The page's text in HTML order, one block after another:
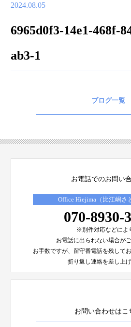
2024.08.05
6965d0f3-14e1-468f-
ab3-1
ブログ一覧
お電話でのお問い
Office Hiejima（比江嶋さ
070-8930-
※別件対応などによ
お電話に出られない場合がご
お手数ですが、留守番電話を残して
折り返し連絡を差し上げ
お問い合わせはこ